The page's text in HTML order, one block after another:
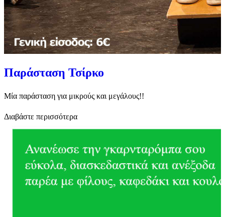
Παράσταση Τσίρκο
Μία παράσταση για μικρούς και μεγάλους!!
Διαβάστε περισσότερα